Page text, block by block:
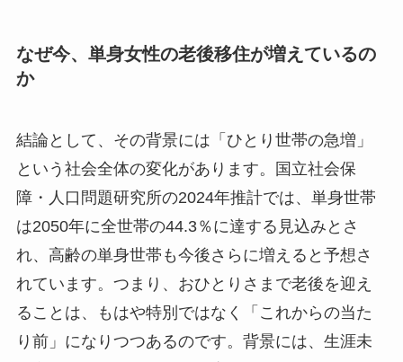
なぜ今、単身女性の老後移住が増えているの
か
結論として、その背景には「ひとり世帯の急増」
という社会全体の変化があります。国立社会保
障・人口問題研究所の2024年推計では、単身世帯
は2050年に全世帯の44.3％に達する見込みとさ
れ、高齢の単身世帯も今後さらに増えると予想さ
れています。つまり、おひとりさまで老後を迎え
ることは、もはや特別ではなく「これからの当た
り前」になりつつあるのです。背景には、生涯未